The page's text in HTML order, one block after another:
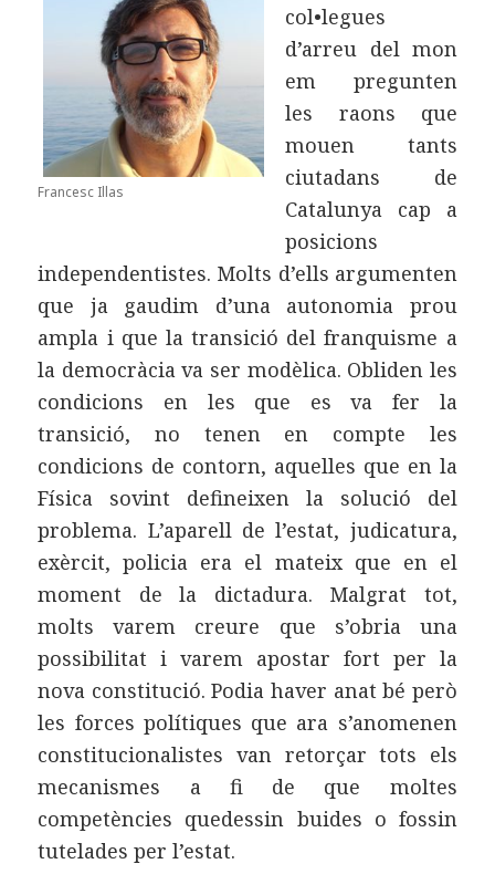
Francesc Illas
col•legues
d’arreu del mon
em pregunten
les raons que
mouen tants
ciutadans de
Catalunya cap a
posicions
independentistes. Molts d’ells argumenten
que ja gaudim d’una autonomia prou
ampla i que la transició del franquisme a
la democràcia va ser modèlica. Obliden les
condicions en les que es va fer la
transició, no tenen en compte les
condicions de contorn, aquelles que en la
Física sovint defineixen la solució del
problema. L’aparell de l’estat, judicatura,
exèrcit, policia era el mateix que en el
moment de la dictadura. Malgrat tot,
molts varem creure que s’obria una
possibilitat i varem apostar fort per la
nova constitució. Podia haver anat bé però
les forces polítiques que ara s’anomenen
constitucionalistes van retorçar tots els
mecanismes a fi de que moltes
competències quedessin buides o fossin
tutelades per l’estat.